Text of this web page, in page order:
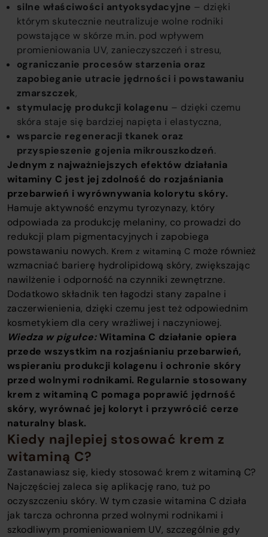
silne właściwości antyoksydacyjne – dzięki
którym skutecznie neutralizuje wolne rodniki
powstające w skórze m.in. pod wpływem
promieniowania UV, zanieczyszczeń i stresu,
ograniczanie procesów starzenia oraz
zapobieganie utracie jędrności i powstawaniu
zmarszczek,
stymulację produkcji kolagenu – dzięki czemu
skóra staje się bardziej napięta i elastyczna,
wsparcie regeneracji tkanek oraz
przyspieszenie gojenia mikrouszkodzeń.
Jednym z najważniejszych efektów działania
witaminy C jest jej zdolność do rozjaśniania
przebarwień i wyrównywania kolorytu skóry.
Hamuje aktywność enzymu tyrozynazy, który
odpowiada za produkcję melaniny, co prowadzi do
redukcji plam pigmentacyjnych i zapobiega
powstawaniu nowych. Krem z witaminą C może również
wzmacniać barierę hydrolipidową skóry, zwiększając
nawilżenie i odporność na czynniki zewnętrzne.
Dodatkowo składnik ten łagodzi stany zapalne i
zaczerwienienia, dzięki czemu jest też odpowiednim
kosmetykiem dla cery wrażliwej i naczyniowej.
Wiedza w pigułce:Witamina C działanie opiera
przede wszystkim na rozjaśnianiu przebarwień,
wspieraniu produkcji kolagenu i ochronie skóry
przed wolnymi rodnikami. Regularnie stosowany
krem z witaminą C pomaga poprawić jędrność
skóry, wyrównać jej koloryt i przywrócić cerze
naturalny blask.
Kiedy najlepiej stosować krem z
witaminą C?
Zastanawiasz się, kiedy stosować krem z witaminą C?
Najczęściej zaleca się aplikację rano, tuż po
oczyszczeniu skóry. W tym czasie witamina C działa
jak tarcza ochronna przed wolnymi rodnikami i
szkodliwym promieniowaniem UV, szczególnie gdy